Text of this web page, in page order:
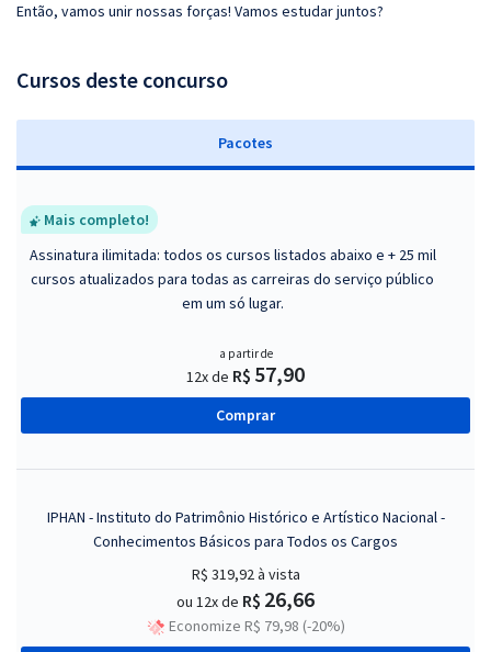
Então, vamos unir nossas forças! Vamos estudar juntos?
Cursos deste concurso
Pacotes
Mais completo!
Assinatura ilimitada: todos os cursos listados abaixo e + 25 mil
cursos atualizados para todas as carreiras do serviço público
em um só lugar.
a partir de
12x de R$ 57,90
Comprar
IPHAN - Instituto do Patrimônio Histórico e Artístico Nacional -
Conhecimentos Básicos para Todos os Cargos
R$ 319,92à vista
ou 12x de R$ 26,66
Economize R$ 79,98 (-20%)